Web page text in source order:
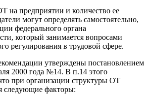
на предприятии и количество ее
могут определять самостоятельно,
федерального органа
который занимается вопросами
регулирования в трудовой сфере.
утверждены постановлением
2000 года №14. В п.14 этого
при организации структуры ОТ
следующие факторы: